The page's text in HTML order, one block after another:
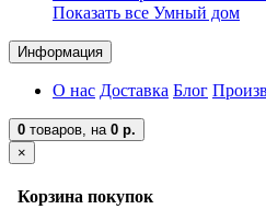
Показать все Умный дом
Информация
О нас Доставка Блог
0 товаров, на 0 р.
×
Корзина покупок